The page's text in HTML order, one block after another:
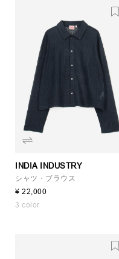
INDIA INDUSTRY
シャツ・ブラウス
¥ 22,000
3 color